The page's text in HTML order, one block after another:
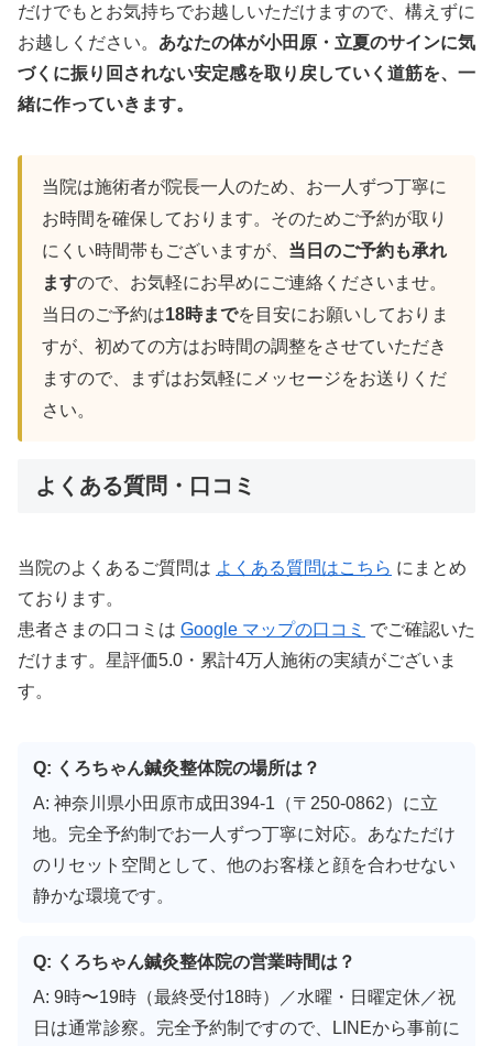
だけでもとお気持ちでお越しいただけますので、構えずに
お越しください。 あなたの体が小田原・立夏のサインに気
づくに振り回されない安定感を取り戻していく道筋を、一
緒に作っていきます。
当院は施術者が院長一人のため、お一人ずつ丁寧に
お時間を確保しております。そのためご予約が取り
にくい時間帯もございますが、 当日のご予約も承れ
ますので、お気軽にお早めにご連絡くださいませ。
当日のご予約は18時までを目安にお願いしておりま
すが、初めての方はお時間の調整をさせていただき
ますので、まずはお気軽にメッセージをお送りくだ
さい。
よくある質問・口コミ
当院のよくあるご質問は よくある質問はこちら にまとめ
ております。
患者さまの口コミは Google マップの口コミ でご確認いた
だけます。星評価5.0・累計4万人施術の実績がございま
す。
Q: くろちゃん鍼灸整体院の場所は？
A: 神奈川県小田原市成田394-1（〒250-0862）に立
地。完全予約制でお一人ずつ丁寧に対応。あなただけ
のリセット空間として、他のお客様と顔を合わせない
静かな環境です。
Q: くろちゃん鍼灸整体院の営業時間は？
A: 9時〜19時（最終受付18時）／水曜・日曜定休／祝
日は通常診察。完全予約制ですので、LINEから事前に